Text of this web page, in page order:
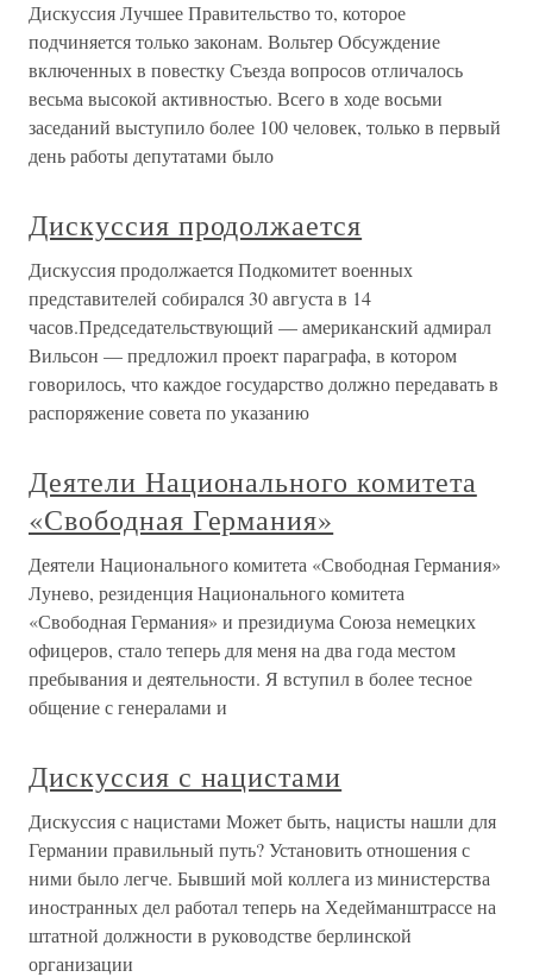
Дискуссия Лучшее Правительство то, которое
подчиняется только законам. Вольтер Обсуждение
включенных в повестку Съезда вопросов отличалось
весьма высокой активностью. Всего в ходе восьми
заседаний выступило более 100 человек, только в первый
день работы депутатами было
Дискуссия продолжается
Дискуссия продолжается Подкомитет военных
представителей собирался 30 августа в 14
часов.Председательствующий — американский адмирал
Вильсон — предложил проект параграфа, в котором
говорилось, что каждое государство должно передавать в
распоряжение совета по указанию
Деятели Национального комитета
«Свободная Германия»
Деятели Национального комитета «Свободная Германия»
Лунево, резиденция Национального комитета
«Свободная Германия» и президиума Союза немецких
офицеров, стало теперь для меня на два года местом
пребывания и деятельности. Я вступил в более тесное
общение с генералами и
Дискуссия с нацистами
Дискуссия с нацистами Может быть, нацисты нашли для
Германии правильный путь? Установить отношения с
ними было легче. Бывший мой коллега из министерства
иностранных дел работал теперь на Хедейманштрассе на
штатной должности в руководстве берлинской
организации